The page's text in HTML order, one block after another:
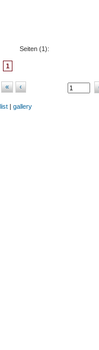
Seiten (1):
1
« ‹
list | gallery